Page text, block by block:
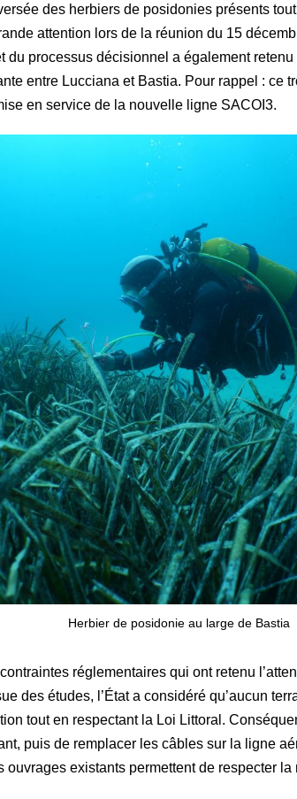
des herbiers de posidonies présents
attention lors de la réunion du 15
du processus décisionnel a également
entre Lucciana et Bastia. Pour rappel : ce
en service de la nouvelle ligne SACOI3.
Herbier de posidonie au large de Bastia
réglementaires qui ont retenu
des études, l’État a considéré qu’aucun
tout en respectant la Loi Littoral.
puis de remplacer les câbles sur la ligne
ouvrages existants permettent de respecter la